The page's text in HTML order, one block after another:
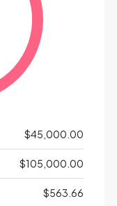
$45,000.00
$105,000.00
$563.66